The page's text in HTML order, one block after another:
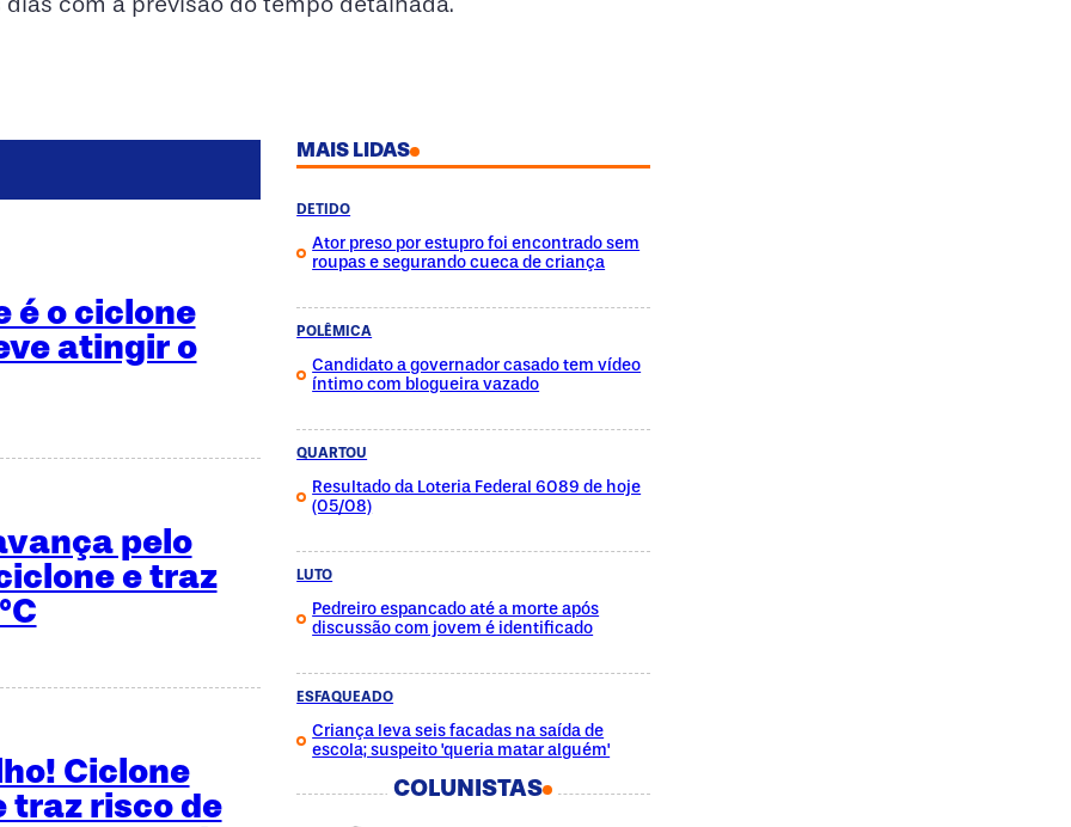
é o ciclone
atingir o
pelo
e traz
Ciclone
traz risco de
MAIS LIDAS
DETIDO
Ator preso por estupro foi encontrado sem
roupas e segurando cueca de criança
POLÊMICA
Candidato a governador casado tem vídeo
íntimo com blogueira vazado
QUARTOU
Resultado da Loteria Federal 6089 de hoje
(05/08)
LUTO
Pedreiro espancado até a morte após
discussão com jovem é identificado
ESFAQUEADO
Criança leva seis facadas na saída de
escola; suspeito 'queria matar alguém'
COLUNISTAS